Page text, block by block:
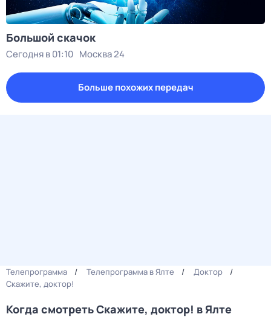
Большой скачок
Сегодня в 01:10 Москва 24
Больше похожих передач
Телепрограмма Телепрограмма в Ялте
Доктор
Скажите, доктор!
Когда смотреть Скажите, доктор! в Ялте